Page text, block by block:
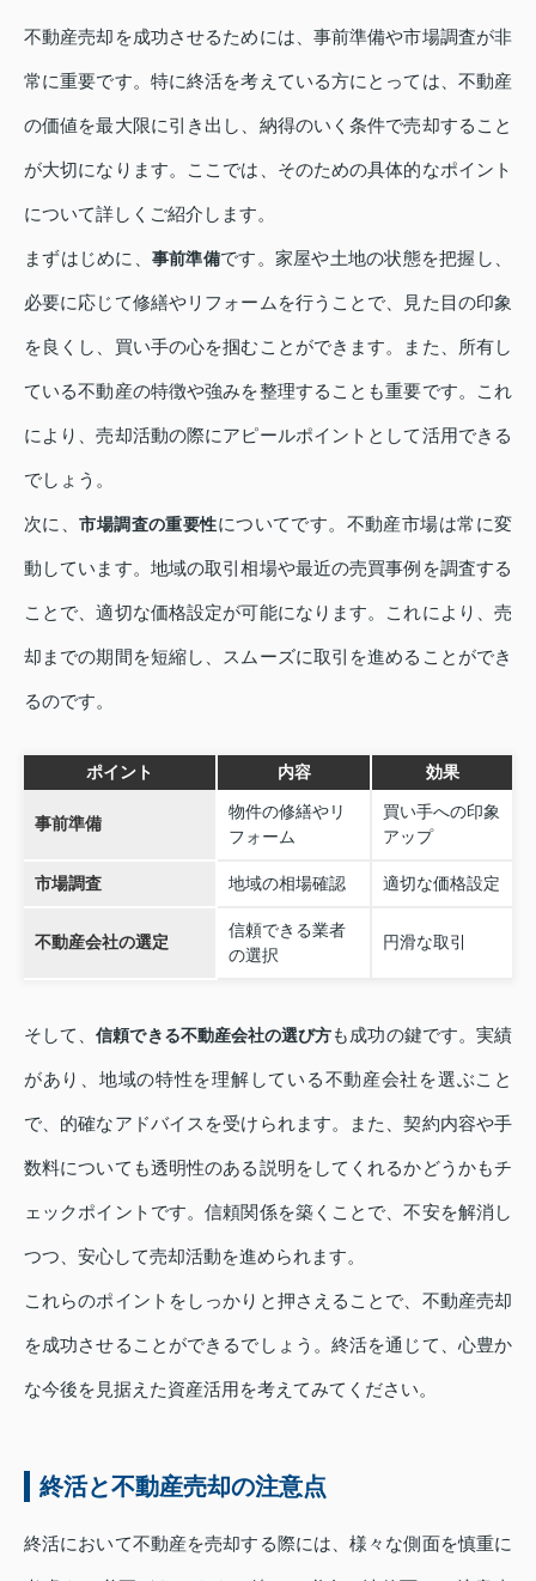
不動産売却を成功させるためには、事前準備や市場調査が非
常に重要です。特に終活を考えている方にとっては、不動産
の価値を最大限に引き出し、納得のいく条件で売却すること
が大切になります。ここでは、そのための具体的なポイント
について詳しくご紹介します。
まずはじめに、 事前準備です。家屋や土地の状態を把握し、
必要に応じて修繕やリフォームを行うことで、見た目の印象
を良くし、買い手の心を掴むことができます。また、所有し
ている不動産の特徴や強みを整理することも重要です。これ
により、売却活動の際にアピールポイントとして活用できる
でしょう。
次に、市場調査の重要性についてです。不動産市場は常に変
動しています。地域の取引相場や最近の売買事例を調査する
ことで、適切な価格設定が可能になります。これにより、売
却までの期間を短縮し、スムーズに取引を進めることができ
るのです。
ポイント 内容 効果
事前準備
物件の修繕やリ
フォーム
買い手への印象
アップ
市場調査 地域の相場確認 適切な価格設定
不動産会社の選定
信頼できる業者
の選択
円滑な取引
そして、信頼できる不動産会社の選び方も成功の鍵です。実績
があり、地域の特性を理解している不動産会社を選ぶこと
で、的確なアドバイスを受けられます。また、契約内容や手
数料についても透明性のある説明をしてくれるかどうかもチ
ェックポイントです。信頼関係を築くことで、不安を解消し
つつ、安心して売却活動を進められます。
これらのポイントをしっかりと押さえることで、不動産売却
を成功させることができるでしょう。終活を通じて、心豊か
な今後を見据えた資産活用を考えてみてください。
終活と不動産売却の注意点
終活において不動産を売却する際には、様々な側面を慎重に